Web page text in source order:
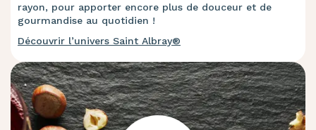
rayon, pour apporter encore plus de douceur et de
gourmandise au quotidien !
Découvrir l’univers Saint Albray®